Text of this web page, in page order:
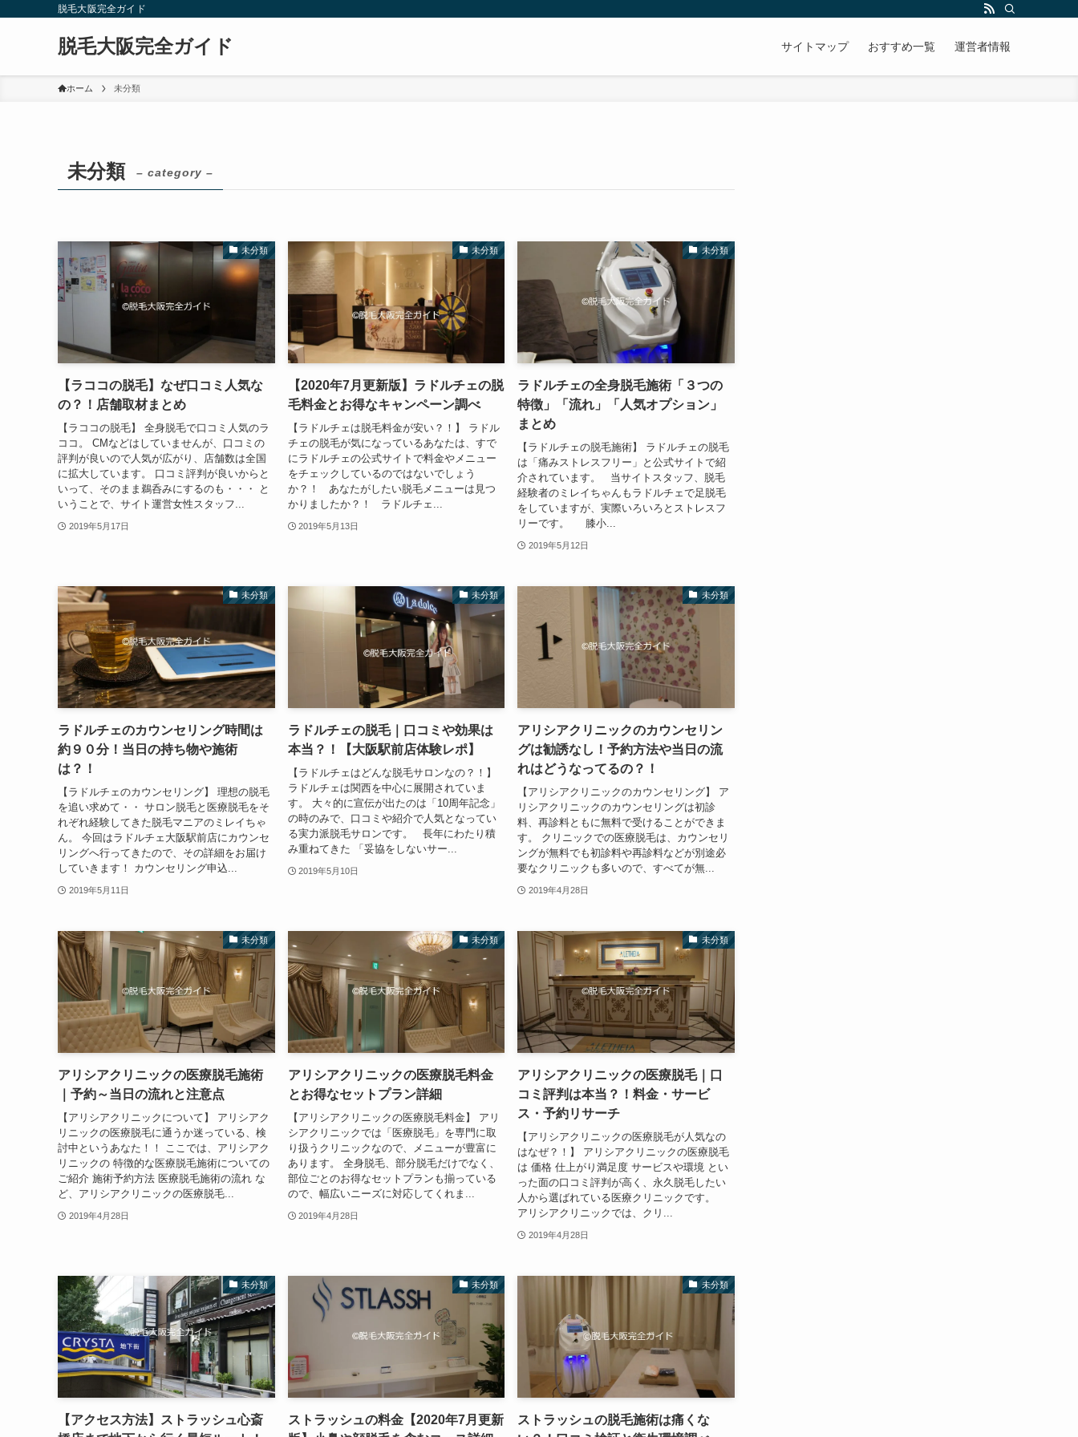
脱毛大阪完全ガイド
脱毛大阪完全ガイド サイトマップ おすすめ一覧 運営者情報
ホーム 未分類
未分類 – category –
未分類
【ラココの脱毛】なぜ口コミ人気な
の？！店舗取材まとめ
【ラココの脱毛】 全身脱毛で口コミ人気のラ
ココ。 CMなどはしていませんが、口コミの
評判が良いので人気が広がり、店舗数は全国
に拡大しています。 口コミ評判が良いからと
いって、そのまま鵜呑みにするのも・・・ と
いうことで、サイト運営女性スタッフ...
2019年5月17日
未分類
【2020年7月更新版】ラドルチェの脱
毛料金とお得なキャンペーン調べ
【ラドルチェは脱毛料金が安い？！】 ラドル
チェの脱毛が気になっているあなたは、すで
にラドルチェの公式サイトで料金やメニュー
をチェックしているのではないでしょう
か？！ あなたがしたい脱毛メニューは見つ
かりましたか？！ ラドルチェ...
2019年5月13日
未分類
ラドルチェの全身脱毛施術「３つの
特徴」「流れ」「人気オプション」
まとめ
【ラドルチェの脱毛施術】 ラドルチェの脱毛
は「痛みストレスフリー」と公式サイトで紹
介されています。 当サイトスタッフ、脱毛
経験者のミレイちゃんもラドルチェで足脱毛
をしていますが、実際いろいろとストレスフ
リーです。 膝小...
2019年5月12日
未分類
ラドルチェのカウンセリング時間は
約９０分！当日の持ち物や施術
は？！
【ラドルチェのカウンセリング】 理想の脱毛
を追い求めて・・ サロン脱毛と医療脱毛をそ
れぞれ経験してきた脱毛マニアのミレイちゃ
ん。 今回はラドルチェ大阪駅前店にカウンセ
リングへ行ってきたので、その詳細をお届け
していきます！ カウンセリング申込...
2019年5月11日
未分類
ラドルチェの脱毛｜口コミや効果は
本当？！【大阪駅前店体験レポ】
【ラドルチェはどんな脱毛サロンなの？！】
ラドルチェは関西を中心に展開されていま
す。 大々的に宣伝が出たのは「10周年記念」
の時のみで、口コミや紹介で人気となってい
る実力派脱毛サロンです。 長年にわたり積
み重ねてきた 「妥協をしないサー...
2019年5月10日
未分類
アリシアクリニックのカウンセリン
グは勧誘なし！予約方法や当日の流
れはどうなってるの？！
【アリシアクリニックのカウンセリング】 ア
リシアクリニックのカウンセリングは初診
料、再診料ともに無料で受けることができま
す。 クリニックでの医療脱毛は、カウンセリ
ングが無料でも初診料や再診料などが別途必
要なクリニックも多いので、すべてが無...
2019年4月28日
未分類
アリシアクリニックの医療脱毛施術
｜予約～当日の流れと注意点
【アリシアクリニックについて】 アリシアク
リニックの医療脱毛に通うか迷っている、検
討中というあなた！！ ここでは、アリシアク
リニックの 特徴的な医療脱毛施術についての
ご紹介 施術予約方法 医療脱毛施術の流れ な
ど、アリシアクリニックの医療脱毛...
2019年4月28日
未分類
アリシアクリニックの医療脱毛料金
とお得なセットプラン詳細
【アリシアクリニックの医療脱毛料金】 アリ
シアクリニックでは「医療脱毛」を専門に取
り扱うクリニックなので、メニューが豊富に
あります。 全身脱毛、部分脱毛だけでなく、
部位ごとのお得なセットプランも揃っている
ので、幅広いニーズに対応してくれま...
2019年4月28日
未分類
アリシアクリニックの医療脱毛｜口
コミ評判は本当？！料金・サービ
ス・予約リサーチ
【アリシアクリニックの医療脱毛が人気なの
はなぜ？！】 アリシアクリニックの医療脱毛
は 価格 仕上がり満足度 サービスや環境 とい
った面の口コミ評判が高く、永久脱毛したい
人から選ばれている医療クリニックです。
アリシアクリニックでは、クリ...
2019年4月28日
未分類
【アクセス方法】ストラッシュ心斎
未分類
ストラッシュの料金【2020年7月更新
未分類
ストラッシュの脱毛施術は痛くな